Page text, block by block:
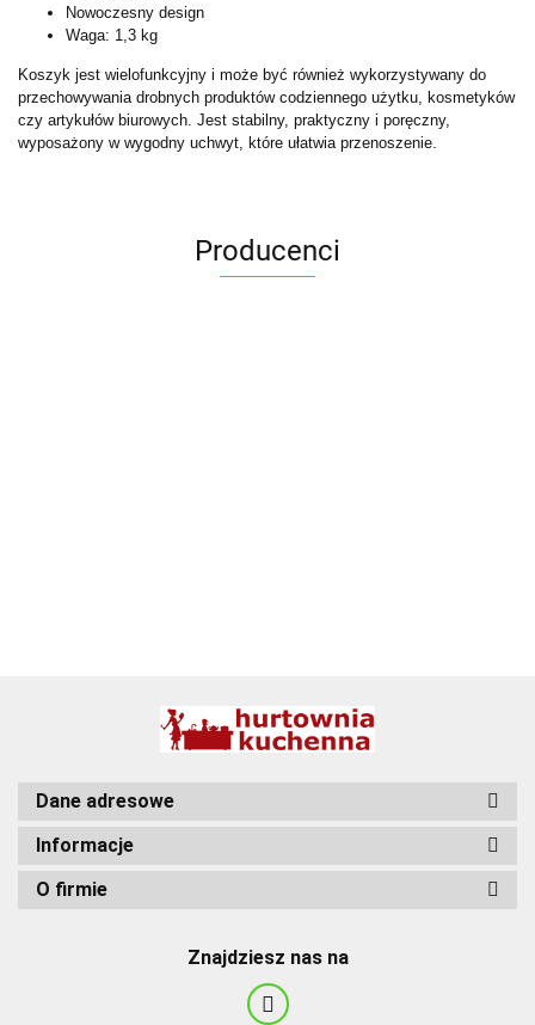
Nowoczesny design
Waga: 1,3 kg
Koszyk jest wielofunkcyjny i może być również wykorzystywany do
przechowywania drobnych produktów codziennego użytku, kosmetyków
czy artykułów biurowych. Jest stabilny, praktyczny i poręczny,
wyposażony w wygodny uchwyt, które ułatwia przenoszenie.
Producenci
Dane adresowe
Informacje
O firmie
Znajdziesz nas na